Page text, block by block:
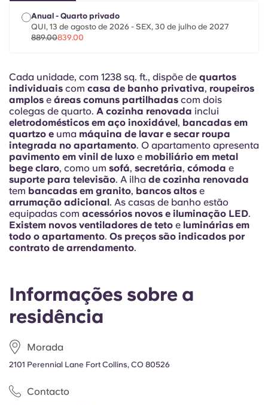
Portuguese
Informações sobre a
residência
Morada
2101 Perennial Lane Fort Collins, CO 80526
Contacto
Anual - Quarto privado
QUI, 13 de agosto de 2026 - SEX, 30 de julho de 2027
889.00839.00
Cada unidade, com 1238 sq. ft., dispõe de quartos
individuais com casa de banho privativa, roupeiros
amplos e áreas comuns partilhadas com dois
colegas de quarto. A cozinha renovada inclui
eletrodomésticos em aço inoxidável, bancadas em
quartzo e uma máquina de lavar e secar roupa
integrada no apartamento. O apartamento apresenta
pavimento em vinil de luxo e mobiliário em metal
bege claro, como um sofá, secretária, cómoda e
suporte para televisão. A ilha de cozinha renovada
tem bancadas em granito, bancos altos e
arrumação adicional. As casas de banho estão
equipadas com acessórios novos e iluminação LED.
Existem novos ventiladores de teto e luminárias em
todo o apartamento. Os preços são indicados por
contrato de arrendamento.